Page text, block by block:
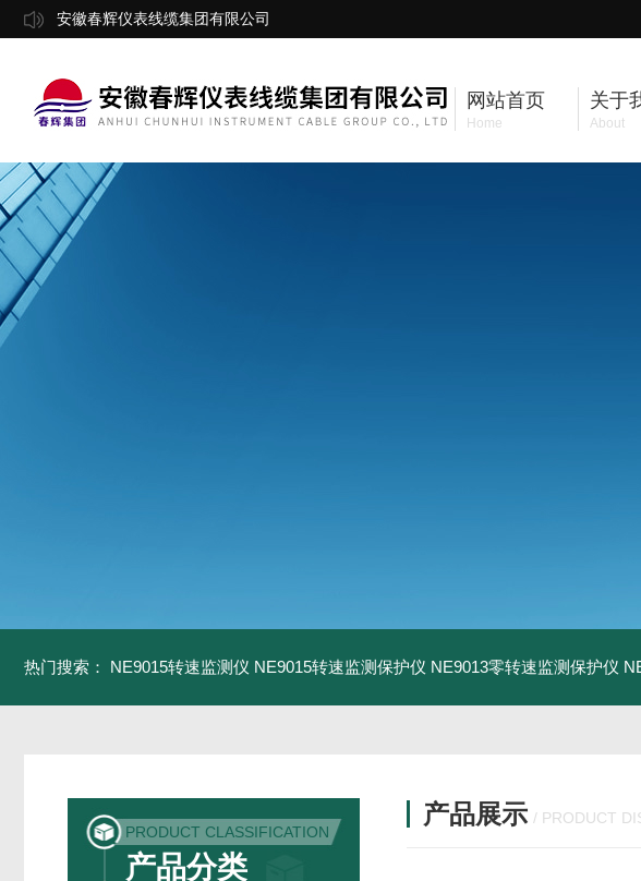
安徽春辉仪表线缆集团有限公司
网站首页
Home
关于
About
热门搜索： NE9015转速监测仪 NE9015转速监测保护仪 NE9013零转速监测保护仪
PRODUCT CLASSIFICATION
产品分类
产品展示 / PRODUCT